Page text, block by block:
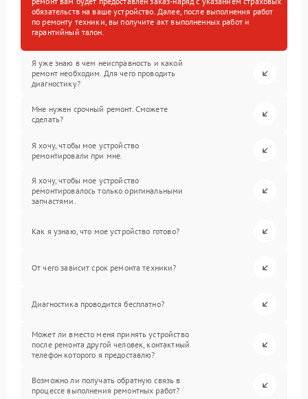
обязательств на ваше устройство. Далее, после выполнения работ
по ремонту техники, вы получите акт выполненных работ и
гарантийный талон.
Я уже знаю в чем неисправность и какой
ремонт необходим. Для чего проводить
диагностику?
Мне нужен срочный ремонт. Сможете
сделать?
Я хочу, чтобы мое устройство
ремонтировали при мне.
Я хочу, чтобы мое устройство
ремонтировалось только оригинальными
запчастями.
Как я узнаю, что мое устройство готово?
От чего зависит срок ремонта техники?
Диагностика проводится бесплатно?
Может ли вместо меня принять устройство
после ремонта другой человек, контактный
телефон которого я предоставлю?
Возможно ли получать обратную связь в
процессе выполнения ремонтных работ?